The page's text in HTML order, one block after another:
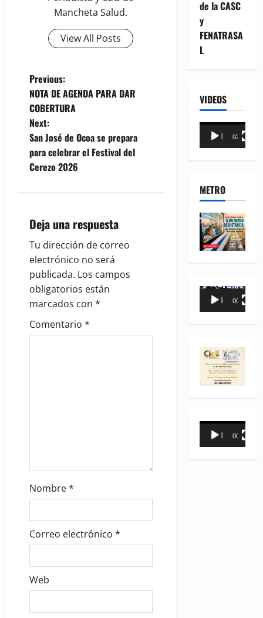
Mancheta Salud.
View All Posts
P
o
s
t
v
i
g
a
t
Previous:
NOTA DE AGENDA PARA DAR
COBERTURA
Next:
San José de Ocoa se prepara
para celebrar el Festival del
Cerezo 2026
Deja una respuesta
Tu dirección de correo
electrónico no será
publicada. Los campos
obligatorios están
marcados con *
Comentario *
Nombre*
Correo electrónico *
Web
de la CASC
y
FENATRASA
L
VIDEOS
Reproductor
00:00 02:18
METRO
Reproductor
00:00 00:35
Reproductor
00:00 00:31